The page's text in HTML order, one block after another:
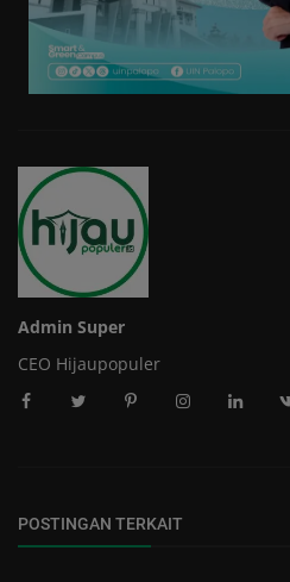
Admin Super
CEO Hijaupopuler
POSTINGAN TERKAIT